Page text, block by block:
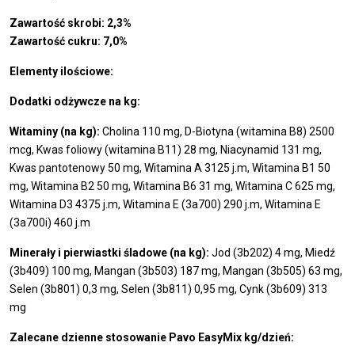
Zawartość skrobi: 2,3%
Zawartość cukru: 7,0%
Elementy ilościowe:
Dodatki odżywcze na kg:
Witaminy (na kg): Cholina 110 mg, D-Biotyna (witamina B8) 2500
mcg, Kwas foliowy (witamina B11) 28 mg, Niacynamid 131 mg,
Kwas pantotenowy 50 mg, Witamina A 3125 j.m, Witamina B1 50
mg, Witamina B2 50 mg, Witamina B6 31 mg, Witamina C 625 mg,
Witamina D3 4375 j.m, Witamina E (3a700) 290 j.m, Witamina E
(3a700i) 460 j.m
Minerały i pierwiastki śladowe (na kg): Jod (3b202) 4 mg, Miedź
(3b409) 100 mg, Mangan (3b503) 187 mg, Mangan (3b505) 63 mg,
Selen (3b801) 0,3 mg, Selen (3b811) 0,95 mg, Cynk (3b609) 313
mg
Zalecane dzienne stosowanie Pavo EasyMix kg/dzień: